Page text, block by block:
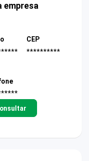
empresa
CEP
**********